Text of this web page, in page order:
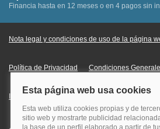
Financia hasta en 12 meses o en 4 pagos sin
Nota legal y condiciones de uso de la página
Política de Privacidad Condiciones
Información Legal sobre Mercados en Línea